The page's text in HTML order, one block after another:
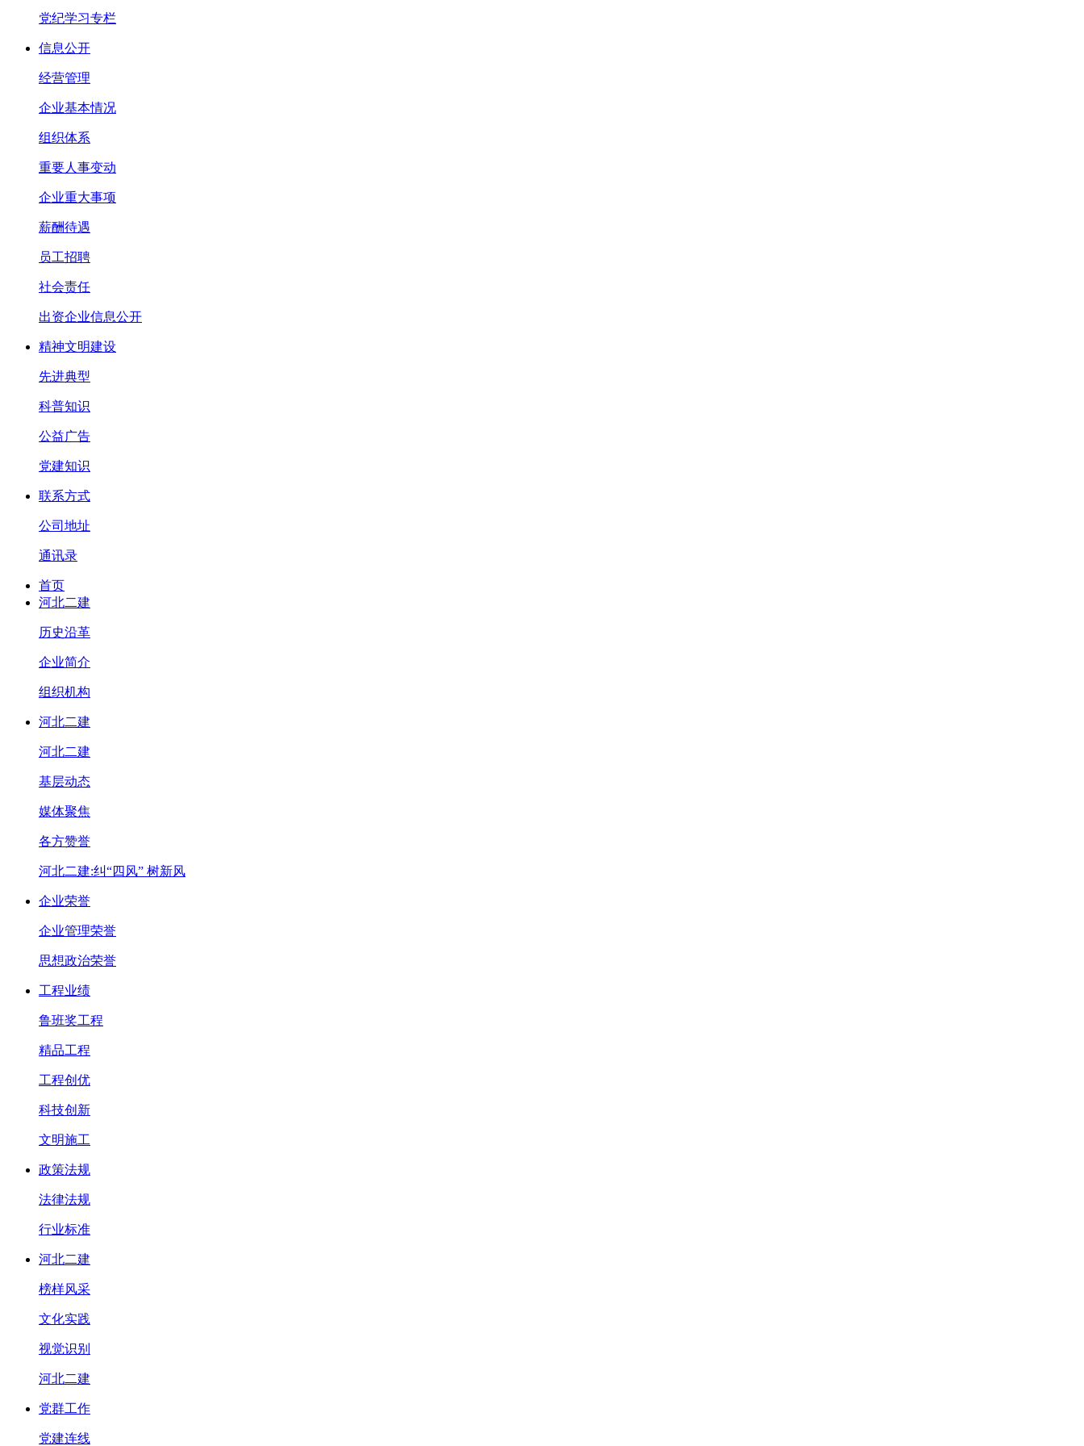
党纪学习专栏
信息公开
经营管理
企业基本情况
组织体系
重要人事变动
企业重大事项
薪酬待遇
员工招聘
社会责任
出资企业信息公开
精神文明建设
先进典型
科普知识
公益广告
党建知识
联系方式
公司地址
通讯录
首页
河北二建
历史沿革
企业简介
组织机构
河北二建
河北二建
基层动态
媒体聚焦
各方赞誉
河北二建:纠“四风” 树新风
企业荣誉
企业管理荣誉
思想政治荣誉
工程业绩
鲁班奖工程
精品工程
工程创优
科技创新
文明施工
政策法规
法律法规
行业标准
河北二建
榜样风采
文化实践
视觉识别
河北二建
党群工作
党建连线